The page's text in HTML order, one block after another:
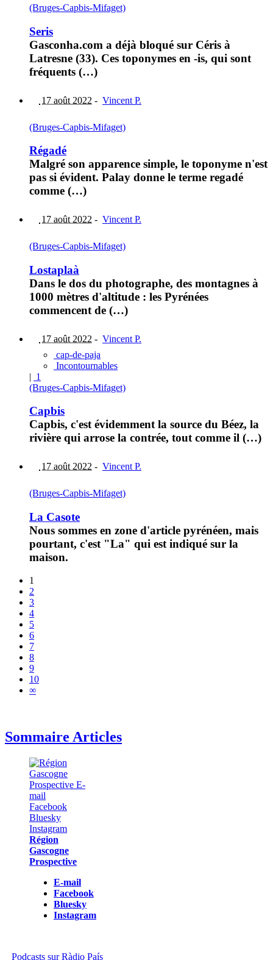
(Bruges-Capbis-Mifaget)
Seris
Gasconha.com a déjà bloqué sur Céris à
Latresne (33). Ces toponymes en -is, qui sont
fréquents (…)
17 août 2022 - Vincent P.
(Bruges-Capbis-Mifaget)
Régadé
Malgré son apparence simple, le toponyme n'est
pas si évident. Palay donne le terme regadé
comme (…)
17 août 2022 - Vincent P.
(Bruges-Capbis-Mifaget)
Lostaplaà
Dans le dos du photographe, des montagnes à
1000 mètres d'altitude : les Pyrénées
commencent de (…)
17 août 2022 - Vincent P.
cap-de-paja
Incontournables
| 1
(Bruges-Capbis-Mifaget)
Capbis
Capbis, c'est évidemment la source du Béez, la
rivière qui arrose la contrée, tout comme il (…)
17 août 2022 - Vincent P.
(Bruges-Capbis-Mifaget)
La Casote
Nous sommes en zone d'article pyrénéen, mais
pourtant, c'est "La" qui est indiqué sur la
maison.
1
2
3
4
5
6
7
8
9
10
∞
Sommaire Articles
Région
Gascogne
Prospective
E-mail
Facebook
Bluesky
Instagram
Podcasts sur Ràdio País